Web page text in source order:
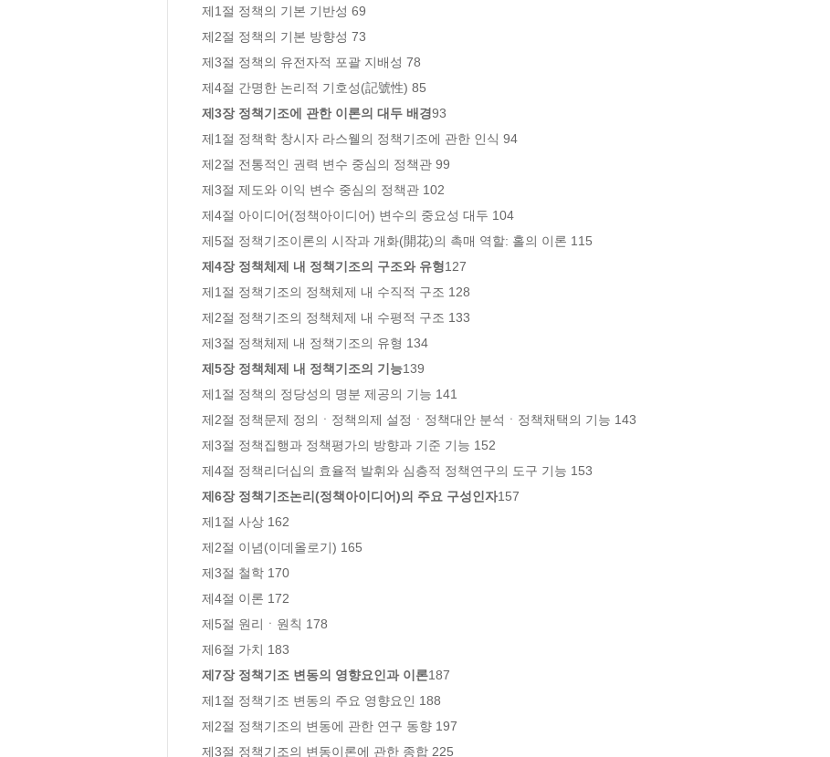
제1절 정책의 기본 기반성 69
제2절 정책의 기본 방향성 73
제3절 정책의 유전자적 포괄 지배성 78
제3장 정책기조에 관한 이론의 대두 배경93
제1절 정책학 창시자 라스웰의 정책기조에 관한 인식 94
제2절 전통적인 권력 변수 중심의 정책관 99
제3절 제도와 이익 변수 중심의 정책관 102
제4절 아이디어(정책아이디어) 변수의 중요성 대두 104
제4장 정책체제 내 정책기조의 구조와 유형127
제1절 정책기조의 정책체제 내 수직적 구조 128
제2절 정책기조의 정책체제 내 수평적 구조 133
제5장 정책체제 내 정책기조의 기능139
제1절 정책의 정당성의 명분 제공의 기능 141
제2절 정책문제 정의ㆍ정책의제 설정ㆍ정책대안 분석ㆍ정책채택의 기능 143
제3절 정책집행과 정책평가의 방향과 기준 기능 152
제6장 정책기조논리(정책아이디어)의 주요 구성인자157
제1절 사상 162
제2절 이념(이데올로기) 165
제3절 철학 170
제4절 이론 172
제5절 원리ㆍ원칙 178
제7장 정책기조 변동의 영향요인과 이론187
제1절 정책기조 변동의 주요 영향요인 188
제2절 정책기조의 변동에 관한 연구 동향 197